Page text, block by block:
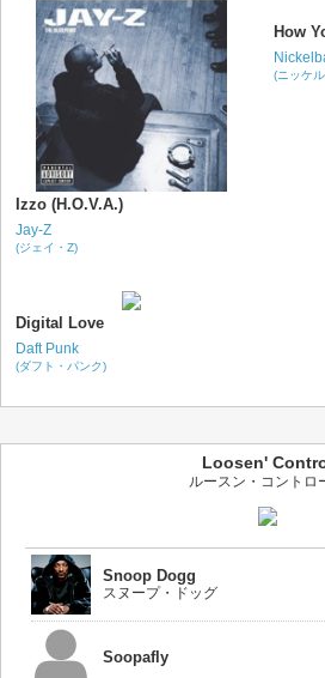
Izzo (H.O.V.A.)
Jay-Z
(ジェイ・Z)
How
(ニッケ
Digital Love
Daft Punk
(ダフト・パンク)
Loosen'
ルースン・コントロ
Snoop Dogg
スヌープ・ドッグ
Soopafly